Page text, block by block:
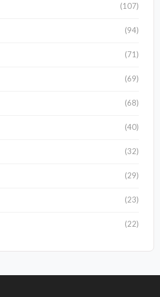
(107)
(94)
(71)
(69)
(68)
(40)
(32)
(29)
(23)
(22)